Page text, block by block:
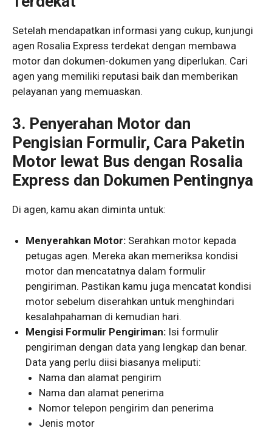
Setelah mendapatkan informasi yang cukup, kunjungi
agen Rosalia Express terdekat dengan membawa
motor dan dokumen-dokumen yang diperlukan. Cari
agen yang memiliki reputasi baik dan memberikan
pelayanan yang memuaskan.
3. Penyerahan Motor dan
Pengisian Formulir, Cara Paketin
Motor lewat Bus dengan Rosalia
Express dan Dokumen Pentingnya
Di agen, kamu akan diminta untuk:
Menyerahkan Motor: Serahkan motor kepada
petugas agen. Mereka akan memeriksa kondisi
motor dan mencatatnya dalam formulir
pengiriman. Pastikan kamu juga mencatat kondisi
motor sebelum diserahkan untuk menghindari
kesalahpahaman di kemudian hari.
Mengisi Formulir Pengiriman: Isi formulir
pengiriman dengan data yang lengkap dan benar.
Data yang perlu diisi biasanya meliputi:
Nama dan alamat pengirim
Nama dan alamat penerima
Nomor telepon pengirim dan penerima
Jenis motor